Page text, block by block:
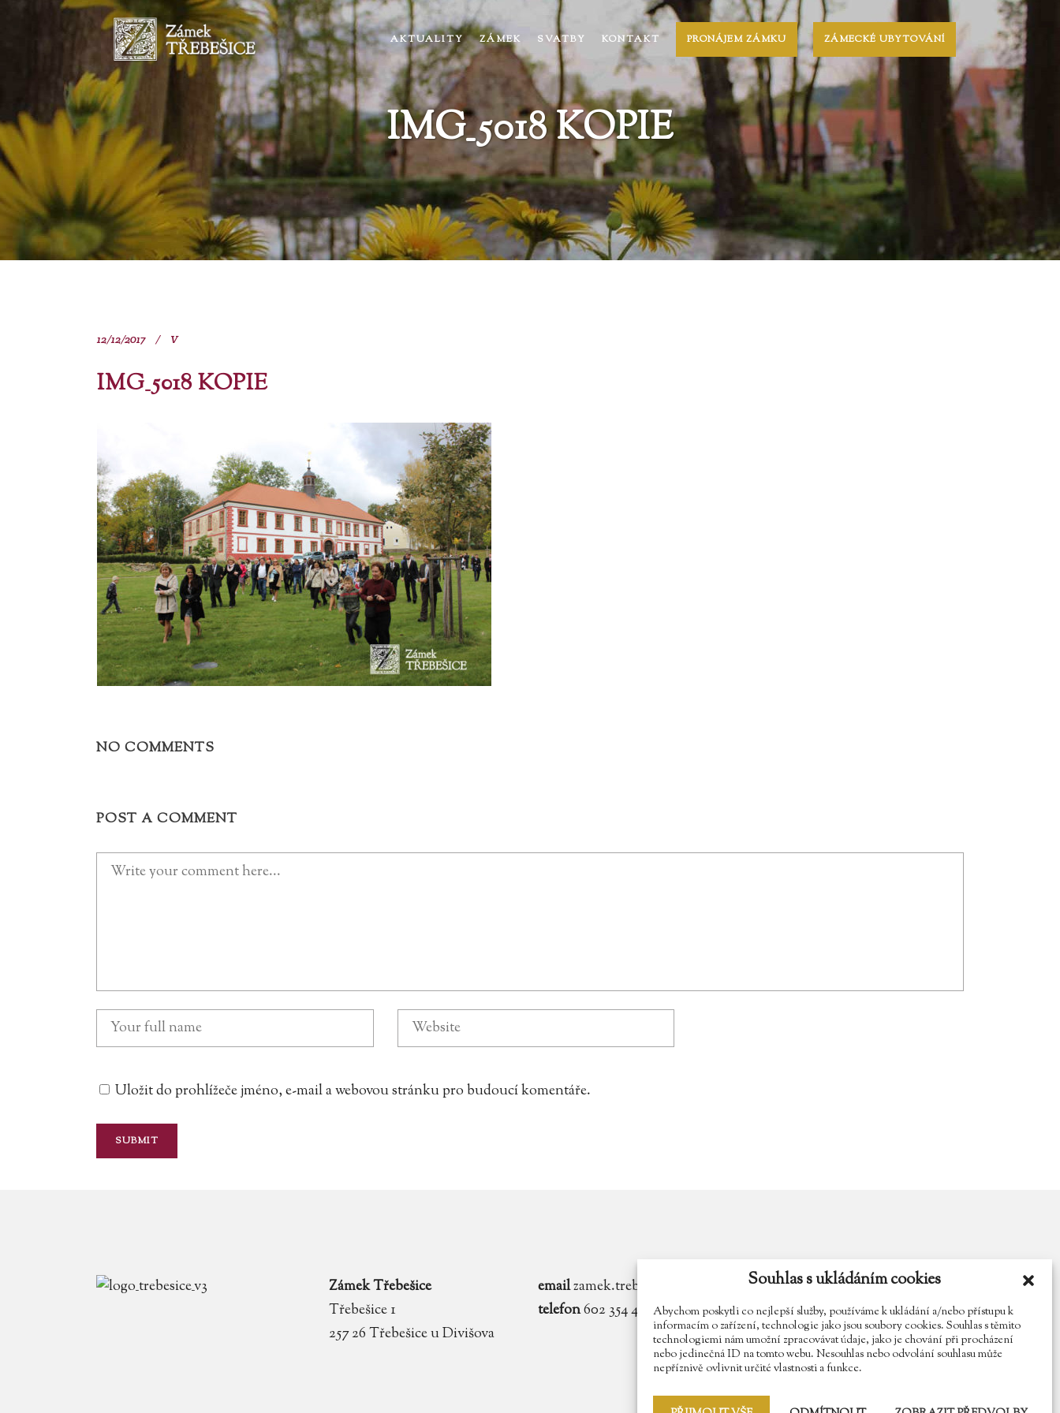
Souhlas s ukládáním cookies
Abychom poskytli co nejlepší služby, používáme k ukládání a/nebo přístupu k
informacím o zařízení, technologie jako jsou soubory cookies. Souhlas s těmito
technologiemi nám umožní zpracovávat údaje, jako je chování při procházení
nebo jedinečná ID na tomto webu. Nesouhlas nebo odvolání souhlasu může
nepříznivě ovlivnit určité vlastnosti a funkce.
AKTUALITY ZÁMEK SVATBY KONTAKT PRONÁJEM ZÁMKU ZÁMECKÉ UBYTOVÁNÍ
IMG_5018 KOPIE
12/12/2017 V
IMG_5018 KOPIE
NO COMMENTS
POST A COMMENT
Uložit do prohlížeče jméno, e-mail a webovou stránku pro budoucí komentáře.
Zámek Třebešice
Třebešice 1
257 26 Třebešice u Divišova
emailzamek.trebesice@volny.cz
telefon602 354 467
Najdete nás na Facebooku
Sledujte náš Instagram